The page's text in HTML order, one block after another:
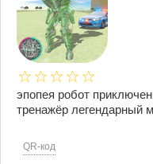
эпопея робот
тренажёр легендарный
QR-код